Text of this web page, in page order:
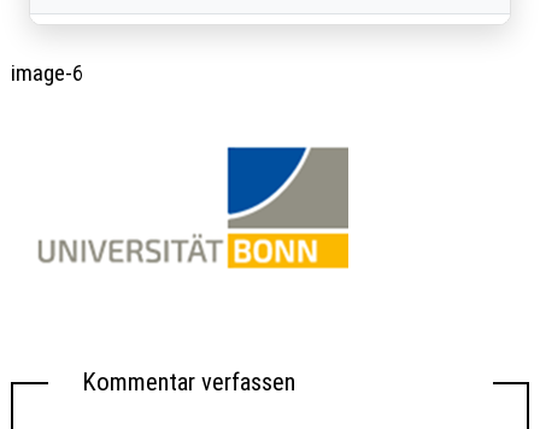
image-6
Kommentar verfassen